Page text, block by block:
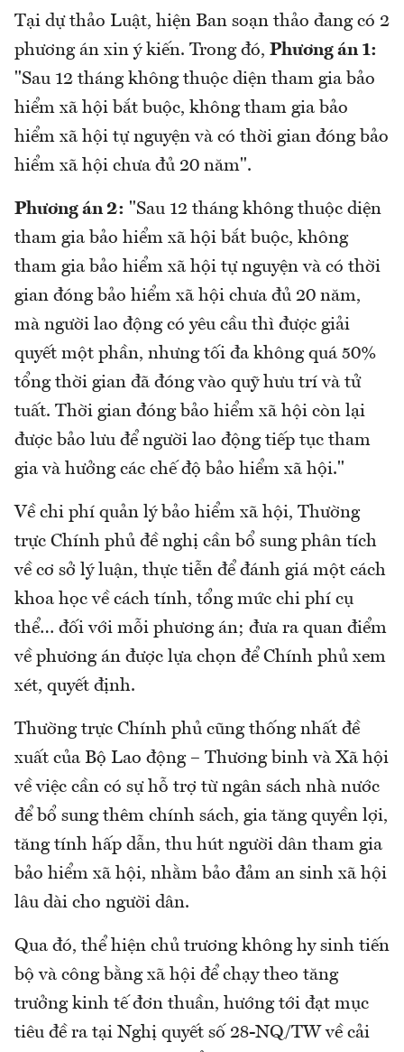
Tại dự thảo Luật, hiện Ban soạn thảo đang có 2
phương án xin ý kiến. Trong đó, Phương án 1:
"Sau 12 tháng không thuộc diện tham gia bảo
hiểm xã hội bắt buộc, không tham gia bảo
hiểm xã hội tự nguyện và có thời gian đóng bảo
hiểm xã hội chưa đủ 20 năm".
Phương án 2: "Sau 12 tháng không thuộc diện
tham gia bảo hiểm xã hội bắt buộc, không
tham gia bảo hiểm xã hội tự nguyện và có thời
gian đóng bảo hiểm xã hội chưa đủ 20 năm,
mà người lao động có yêu cầu thì được giải
quyết một phần, nhưng tối đa không quá 50%
tổng thời gian đã đóng vào quỹ hưu trí và tử
tuất. Thời gian đóng bảo hiểm xã hội còn lại
được bảo lưu để người lao động tiếp tục tham
gia và hưởng các chế độ bảo hiểm xã hội."
Về chi phí quản lý bảo hiểm xã hội, Thường
trực Chính phủ đề nghị cần bổ sung phân tích
về cơ sở lý luận, thực tiễn để đánh giá một cách
khoa học về cách tính, tổng mức chi phí cụ
thể… đối với mỗi phương án; đưa ra quan điểm
về phương án được lựa chọn để Chính phủ xem
xét, quyết định.
Thường trực Chính phủ cũng thống nhất đề
xuất của Bộ Lao động – Thương binh và Xã hội
về việc cần có sự hỗ trợ từ ngân sách nhà nước
để bổ sung thêm chính sách, gia tăng quyền lợi,
tăng tính hấp dẫn, thu hút người dân tham gia
bảo hiểm xã hội, nhằm bảo đảm an sinh xã hội
lâu dài cho người dân.
Qua đó, thể hiện chủ trương không hy sinh tiến
bộ và công bằng xã hội để chạy theo tăng
trưởng kinh tế đơn thuần, hướng tới đạt mục
tiêu đề ra tại Nghị quyết số 28-NQ/TW về cải